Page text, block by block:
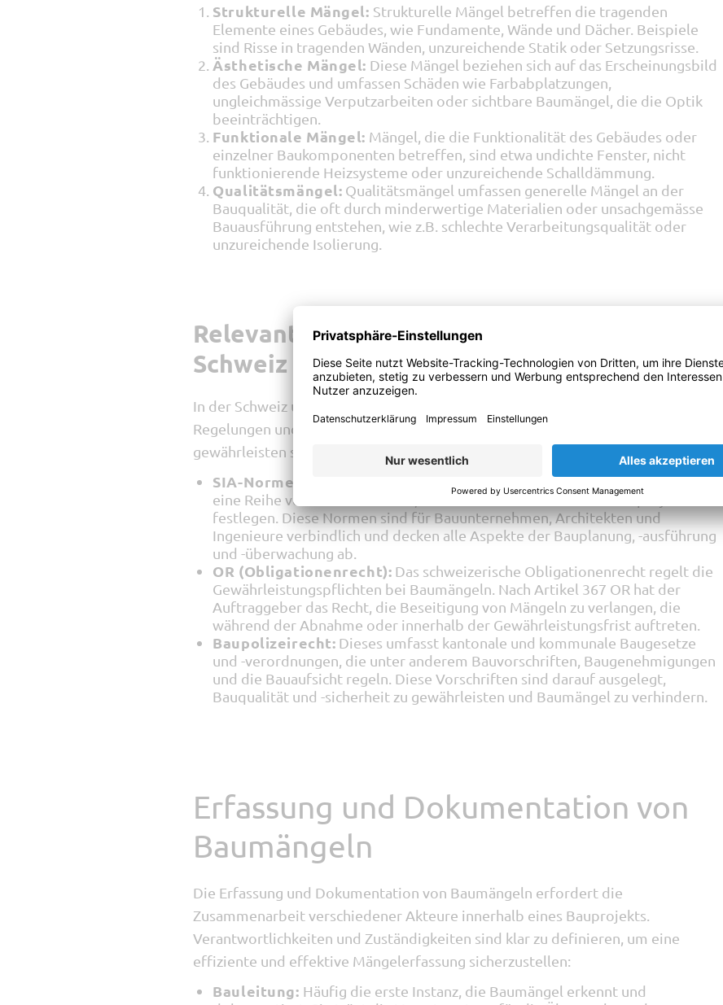
Strukturelle Mängel: Strukturelle Mängel betreffen die tragenden
Elemente eines Gebäudes, wie Fundamente, Wände und Dächer. Beispiele
sind Risse in tragenden Wänden, unzureichende Statik oder Setzungsrisse.
Ästhetische Mängel: Diese Mängel beziehen sich auf das Erscheinungsbild
des Gebäudes und umfassen Schäden wie Farbabplatzungen,
ungleichmässige Verputzarbeiten oder sichtbare Baumängel, die die Optik
beeinträchtigen.
Funktionale Mängel: Mängel, die die Funktionalität des Gebäudes oder
einzelner Baukomponenten betreffen, sind etwa undichte Fenster, nicht
funktionierende Heizsysteme oder unzureichende Schalldämmung.
Qualitätsmängel: Qualitätsmängel umfassen generelle Mängel an der
Bauqualität, die oft durch minderwertige Materialien oder unsachgemässe
Bauausführung entstehen, wie z.B. schlechte Verarbeitungsqualität oder
unzureichende Isolierung.
Relevante Gesetzgebung und Normen in der
Schweiz
In der Schweiz unterliegen Baumängel einer Vielzahl von gesetzlichen
Regelungen und Normen, die die Qualität und Sicherheit von Bauprojekten
gewährleisten sollen:
SIA-Normen:
Der schweizerische Ingenieur- und Architektenverein (SIA) gibt
eine Reihe von Normen heraus, die technische Standards für Bauprojekte
festlegen. Diese Normen sind für Bauunternehmen, Architekten und
Ingenieure verbindlich und decken alle Aspekte der Bauplanung, -ausführung
und -überwachung ab.
OR (Obligationenrecht): Das schweizerische Obligationenrecht regelt die
Gewährleistungspflichten bei Baumängeln. Nach Artikel 367 OR hat der
Auftraggeber das Recht, die Beseitigung von Mängeln zu verlangen, die
während der Abnahme oder innerhalb der Gewährleistungsfrist auftreten.
Baupolizeirecht: Dieses umfasst kantonale und kommunale Baugesetze
und -verordnungen, die unter anderem Bauvorschriften, Baugenehmigungen
und die Bauaufsicht regeln. Diese Vorschriften sind darauf ausgelegt,
Bauqualität und -sicherheit zu gewährleisten und Baumängel zu verhindern.
Erfassung und Dokumentation von
Baumängeln
Die Erfassung und Dokumentation von Baumängeln erfordert die
Zusammenarbeit verschiedener Akteure innerhalb eines Bauprojekts.
Verantwortlichkeiten und Zuständigkeiten sind klar zu definieren, um eine
effiziente und effektive Mängelerfassung sicherzustellen:
Bauleitung: Häufig die erste Instanz, die Baumängel erkennt und